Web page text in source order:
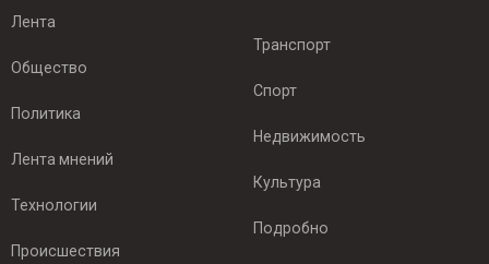
Лента
Общество
Политика
Лента мнений
Технологии
Происшествия
Транспорт
Спорт
Недвижимость
Культура
Подробно